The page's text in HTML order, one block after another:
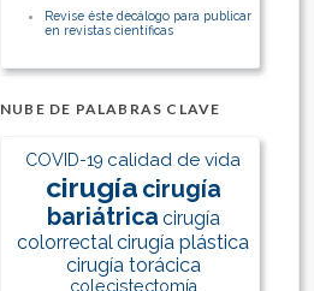
Revise éste decálogo para publicar
en revistas científicas
NUBE DE PALABRAS CLAVE
COVID-19 calidad de vida
cirugía cirugía
bariátrica cirugía
colorrectalcirugía plástica
cirugía torácica
colecistectomía